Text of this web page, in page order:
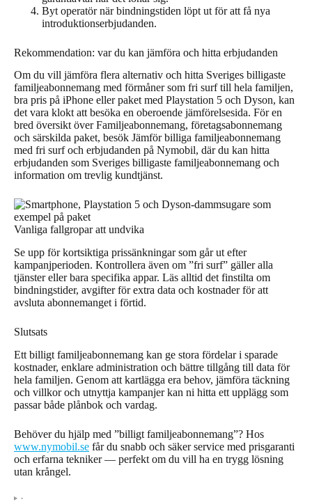
Byt operatör när bindningstiden löpt ut för att få nya
introduktionserbjudanden.
Rekommendation: var du kan jämföra och hitta erbjudanden
Om du vill jämföra flera alternativ och hitta Sveriges billigaste
familjeabonnemang med förmåner som fri surf till hela familjen,
bra pris på iPhone eller paket med Playstation 5 och Dyson, kan
det vara klokt att besöka en oberoende jämförelsesida. För en
bred översikt över Familjeabonnemang, företagsabonnemang
och särskilda paket, besök Jämför billiga familjeabonnemang
med fri surf och erbjudanden på Nymobil, där du kan hitta
erbjudanden som Sveriges billigaste familjeabonnemang och
information om trevlig kundtjänst.
Vanliga fallgropar att undvika
Se upp för kortsiktiga prissänkningar som går ut efter
kampanjperioden. Kontrollera även om ”fri surf” gäller alla
tjänster eller bara specifika appar. Läs alltid det finstilta om
bindningstider, avgifter för extra data och kostnader för att
avsluta abonnemanget i förtid.
Slutsats
Ett billigt familjeabonnemang kan ge stora fördelar i sparade
kostnader, enklare administration och bättre tillgång till data för
hela familjen. Genom att kartlägga era behov, jämföra täckning
och villkor och utnyttja kampanjer kan ni hitta ett upplägg som
passar både plånbok och vardag.
Behöver du hjälp med ”billigt familjeabonnemang”? Hos
www.nymobil.se får du snabb och säker service med prisgaranti
och erfarna tekniker — perfekt om du vill ha en trygg lösning
utan krångel.
•